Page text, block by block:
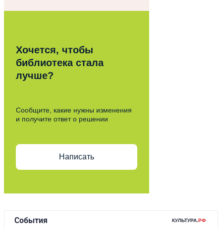
Хочется, чтобы
библиотека стала
лучше?
Сообщите, какие нужны изменения
и получите ответ о решении
Написать